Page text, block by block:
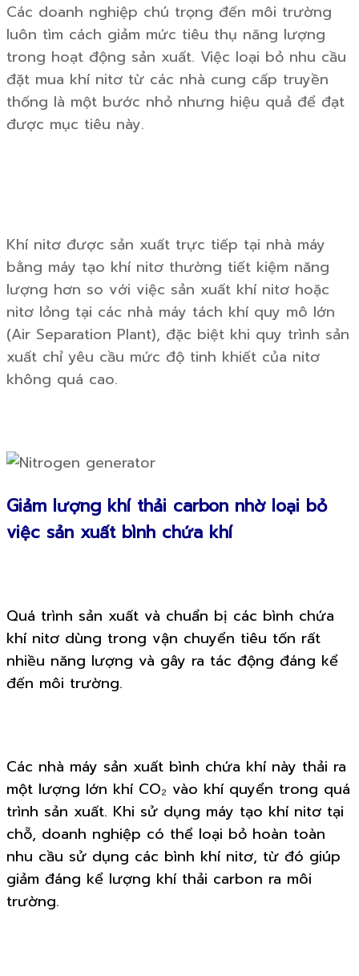
Các doanh nghiệp chú trọng đến môi trường
luôn tìm cách giảm mức tiêu thụ năng lượng
trong hoạt động sản xuất. Việc loại bỏ nhu cầu
đặt mua khí nitơ từ các nhà cung cấp truyền
thống là một bước nhỏ nhưng hiệu quả để đạt
được mục tiêu này.
Khí nitơ được sản xuất trực tiếp tại nhà máy
bằng máy tạo khí nitơ thường tiết kiệm năng
lượng hơn so với việc sản xuất khí nitơ hoặc
nitơ lỏng tại các nhà máy tách khí quy mô lớn
(Air Separation Plant), đặc biệt khi quy trình sản
xuất chỉ yêu cầu mức độ tinh khiết của nitơ
không quá cao.
Giảm lượng khí thải carbon nhờ loại bỏ
việc sản xuất bình chứa khí
Quá trình sản xuất và chuẩn bị các bình chứa
khí nitơ dùng trong vận chuyển tiêu tốn rất
nhiều năng lượng và gây ra tác động đáng kể
đến môi trường.
Các nhà máy sản xuất bình chứa khí này thải ra
một lượng lớn khí CO₂ vào khí quyển trong quá
trình sản xuất. Khi sử dụng máy tạo khí nitơ tại
chỗ, doanh nghiệp có thể loại bỏ hoàn toàn
nhu cầu sử dụng các bình khí nitơ, từ đó giúp
giảm đáng kể lượng khí thải carbon ra môi
trường.